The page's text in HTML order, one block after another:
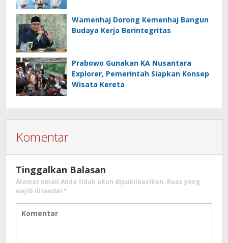
Wamenhaj Dorong Kemenhaj Bangun
Budaya Kerja Berintegritas
Prabowo Gunakan KA Nusantara
Explorer, Pemerintah Siapkan Konsep
Wisata Kereta
Komentar
Tinggalkan Balasan
Alamat email Anda tidak akan dipublikasikan. Ruas yang
wajib ditandai *